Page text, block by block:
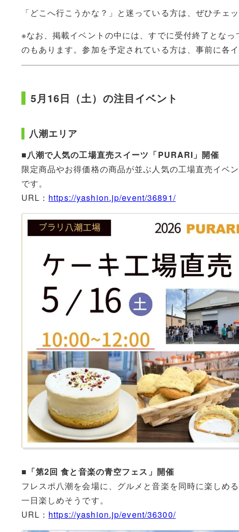
「どこへ行こうかな？」と迷っている方は、ぜひチェ
※なお、掲載イベントの中には、すでに受付終了とな
のもあります。参加を予定されている方は、事前に各
5月16日（土）の注目イベント
八潮エリア
■八潮で人気の工場直売スイーツ「PURARI」開催
限定商品やお得価格の商品が並ぶ人気の工場直売イベ
です。
URL： https://yashion.jp/event/36891/
■「第2回 食と音楽の青空フェス」開催
フレスポ八潮を会場に、グルメと音楽を同時に楽しめ
一日楽しめそうです。
URL： https://yashion.jp/event/36300/